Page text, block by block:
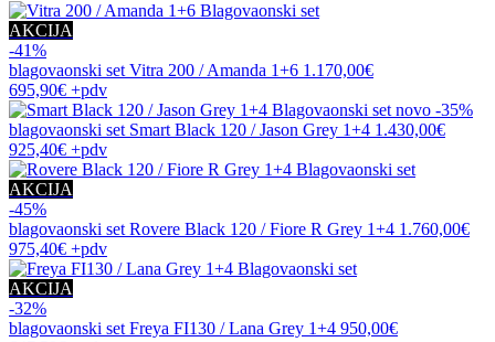
AKCIJA
-41%
blagovaonski set Vitra 200 / Amanda 1+6 1.170,00€
695,90€ +pdv
novo -35%
blagovaonski set Smart Black 120 / Jason Grey 1+4 1.430,00€
925,40€ +pdv
AKCIJA
-45%
blagovaonski set Rovere Black 120 / Fiore R Grey 1+4 1.760,00€
975,40€ +pdv
AKCIJA
-32%
blagovaonski set Freya FI130 / Lana Grey 1+4 950,00€